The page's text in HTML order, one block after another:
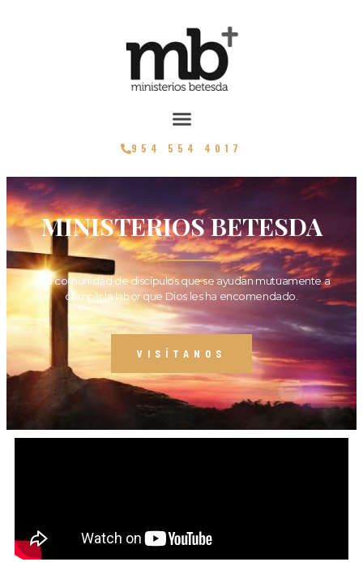
954 554 4017
MINISTERIOS BETESDA
Una comunidad de discípulos que se ayudan mutuamente a
cumplir la labor que Dios les ha encomendado.
VISÍTANOS